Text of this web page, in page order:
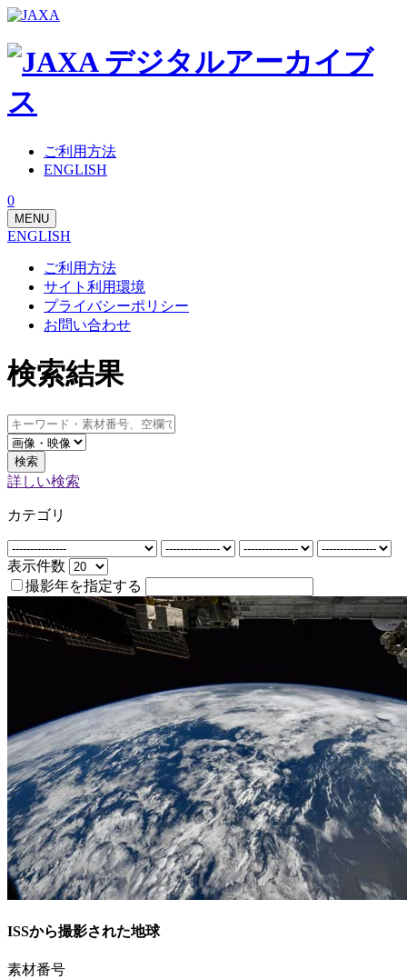
ご利用方法
ENGLISH
0
MENU
ENGLISH
ご利用方法
サイト利用環境
プライバシーポリシー
お問い合わせ
検索結果
検索
詳しい検索
カテゴリ
表示件数
撮影年を指定する
ISSから撮影された地球
素材番号